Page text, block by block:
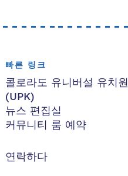
빠른 링크
콜로라도 유니버설 유치원
(UPK)
뉴스 편집실
커뮤니티 룸 예약
연락하다